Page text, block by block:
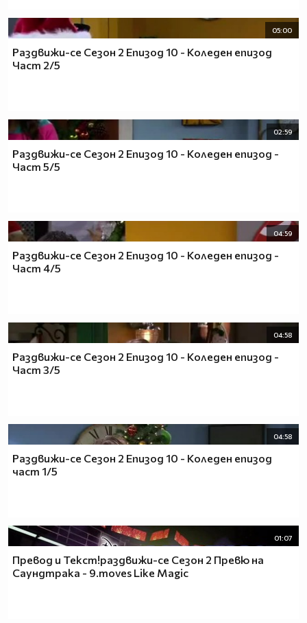
05:00
Раздвижи-се Сезон 2 Епизод 10 - Коледен епизод
Част 2/5
02:59
Раздвижи-се Сезон 2 Епизод 10 - Коледен епизод -
Част 5/5
04:59
Раздвижи-се Сезон 2 Епизод 10 - Коледен епизод -
Част 4/5
04:58
Раздвижи-се Сезон 2 Епизод 10 - Коледен епизод -
Част 3/5
04:58
Раздвижи-се Сезон 2 Епизод 10 - Коледен епизод
част 1/5
01:07
Превод и Текст!раздвижи-се Сезон 2 Превю на
Саундтрака - 9.moves Like Magic